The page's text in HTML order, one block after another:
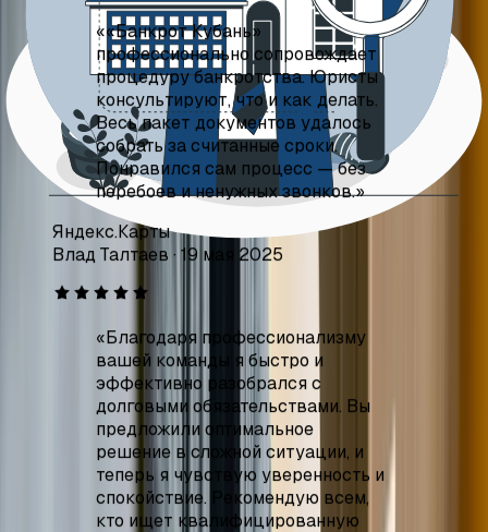
собрать за считанные сроки.
Понравился сам процесс — без
перебоев и ненужных звонков.»
Яндекс.Карты
Влад Талтаев·19 мая 2025
«Благодаря профессионализму
вашей команды я быстро и
эффективно разобрался с
предложили оптимальное
теперь я чувствую уверенность и
спокойствие. Рекомендую всем,
кто ищет квалифицированную
помощь в вопросах банкротства.
Яндекс.Карты
Анна Розрейко·4 августа 2025